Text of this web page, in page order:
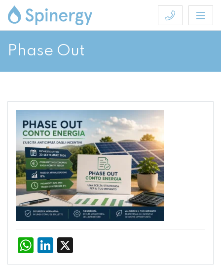
Phase Out
WhatsApp
LinkedIn